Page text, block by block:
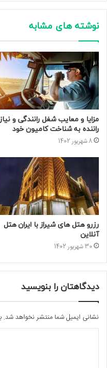
نوشته های مشابه
مزایا و معایب شغل رانندگی و نیاز
راننده به شناخت کامیون خود
8 شهریور 1402
رزرو هتل های شیراز با ایران هتل
آنلاین
30 شهریور 1402
دیدگاهتان را بنویسید
نشانی ایمیل شما منتشر نخواهد شد.